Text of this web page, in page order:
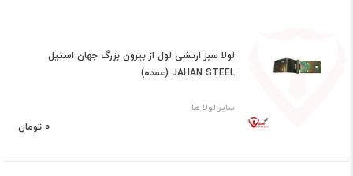
لولا سبز ارتشی لول از بیرون بزرگ جهان استیل
JAHAN STEEL (عمده)
سایر لولا ها
0 تومان